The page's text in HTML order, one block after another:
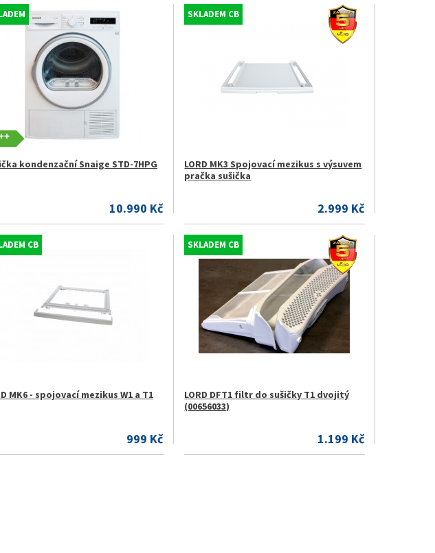
kondenzační Snaige STD-7HPG
10.990 Kč
SKLADEM CB
LORD MK3 Spojovací mezikus s výsuvem
pračka sušička
2.999 Kč
CB
MK6 - spojovací mezikus W1 a T1
999 Kč
SKLADEM CB
LORD DFT1 filtr do sušičky T1 dvojitý
(00656033)
1.199 Kč